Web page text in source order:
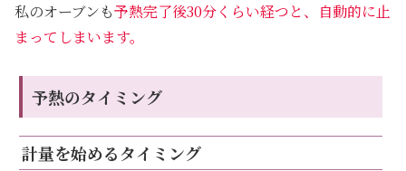
私のオーブンも予熱完了後30分くらい経つと、自動的に止
まってしまいます。
予熱のタイミング
計量を始めるタイミング